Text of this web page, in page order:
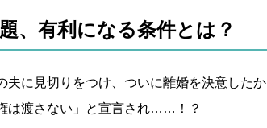
、有利になる条件とは？
夫に見切りをつけ、ついに離婚を決意したか
は渡さない」と宣言され……！？